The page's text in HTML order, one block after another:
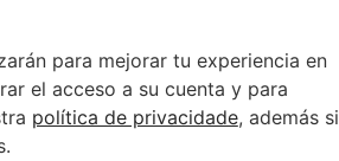
para mejorar tu experiencia en
el acceso a su cuenta y para
política de privacidade, además si